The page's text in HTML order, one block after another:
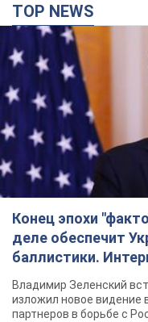
TOP NEWS
Конец эпохи
деле обеспечит
баллистики.
Владимир Зеленский
изложил новое видение
партнеров в борьбе с